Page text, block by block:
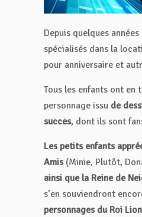
Depuis quelques
spécialisés dans la
pour anniversaire et
Tous les enfants ont en
personnage issu de
succès, dont ils sont
Les petits enfants
Amis (Minie, Plutôt,
ainsi que la Reine de
s’en souviendront
personnages du Roi Lion